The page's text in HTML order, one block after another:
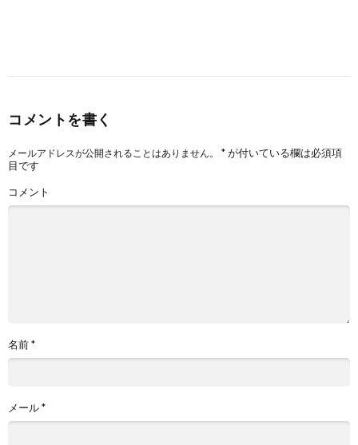
コメントを書く
メールアドレスが公開されることはありません。 *が付いている欄は必須項
目です
コメント
名前*
メール*